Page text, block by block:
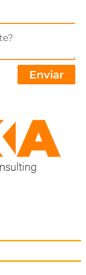
Enviar